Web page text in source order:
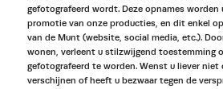
gefotografeerd wordt. Deze opnames
promotie van onze producties, en dit enkel
van de Munt (website, social media, etc.).
wonen, verleent u stilzwijgend toestemming
gefotografeerd te worden. Wenst u liever niet
verschijnen of heeft u bezwaar tegen de